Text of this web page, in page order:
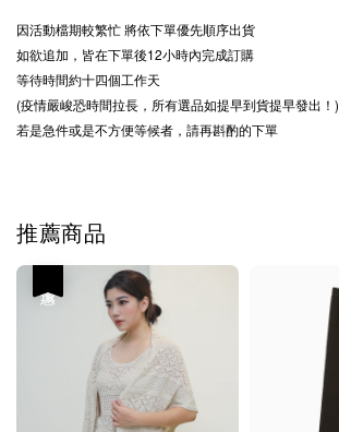
因活動檔期較繁忙將依下單優先順序出貨
如欲追加，皆在下單後12小時內完成訂購
等待時間約十四個工作天
(疫情嚴峻恐時間拉長，所有選品如提早到貨提早發出！)
若是急件或是不方便等候者，請再斟酌的下單
推薦商品